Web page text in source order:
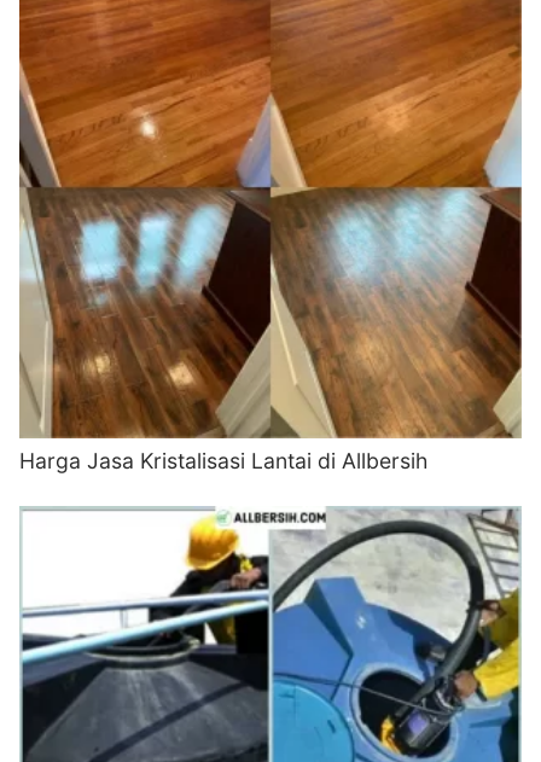
Harga Jasa Kristalisasi Lantai di Allbersih